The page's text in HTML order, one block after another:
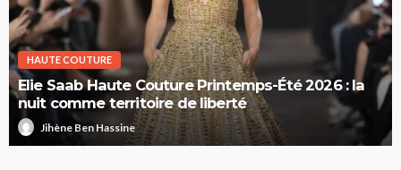
HAUTE COUTURE
Elie Saab Haute Couture Printemps-Été 2026 : la
nuit comme territoire de liberté
Jihène Ben Hassine